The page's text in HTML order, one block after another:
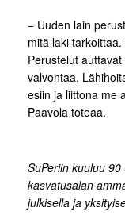
− Uuden lain
mitä laki
Perustelut
valvontaa.
esiin ja liittona me
Paavola toteaa.
SuPeriin kuuluu
kasvatusalan
julkisella ja